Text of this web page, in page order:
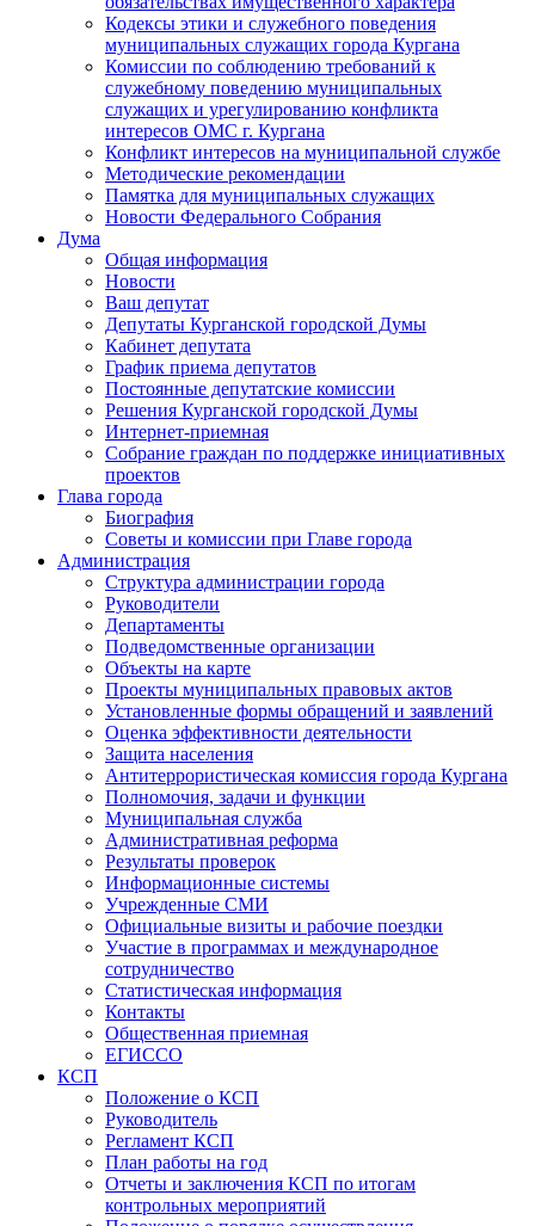
Кодексы этики и служебного поведения
муниципальных служащих города Кургана
Комиссии по соблюдению требований к
служебному поведению муниципальных
служащих и урегулированию конфликта
интересов ОМС г. Кургана
Конфликт интересов на муниципальной службе
Методические рекомендации
Памятка для муниципальных служащих
Новости Федерального Cобрания
Дума
Общая информация
Новости
Ваш депутат
Депутаты Курганской городской Думы
Кабинет депутата
График приема депутатов
Постоянные депутатские комиссии
Решения Курганской городской Думы
Интернет-приемная
Собрание граждан по поддержке инициативных
проектов
Глава города
Биография
Советы и комиссии при Главе города
Администрация
Структура администрации города
Руководители
Департаменты
Подведомственные организации
Объекты на карте
Проекты муниципальных правовых актов
Установленные формы обращений и заявлений
Оценка эффективности деятельности
Защита населения
Антитеррористическая комиссия города Кургана
Полномочия, задачи и функции
Муниципальная служба
Административная реформа
Результаты проверок
Информационные системы
Учрежденные СМИ
Официальные визиты и рабочие поездки
Участие в программах и международное
сотрудничество
Статистическая информация
Контакты
Общественная приемная
ЕГИССО
КСП
Положение о КСП
Руководитель
Регламент КСП
План работы на год
Отчеты и заключения КСП по итогам
контрольных мероприятий